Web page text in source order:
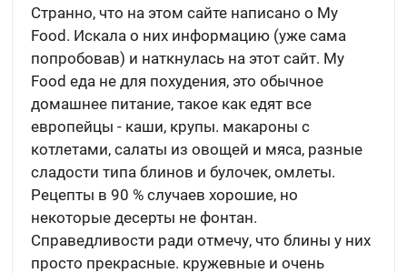
Странно, что на этом сайте написано о My
Food. Искала о них информацию (уже сама
попробовав) и наткнулась на этот сайт. My
Food еда не для похудения, это обычное
домашнее питание, такое как едят все
европейцы - каши, крупы. макароны с
котлетами, салаты из овощей и мяса, разные
сладости типа блинов и булочек, омлеты.
Рецепты в 90 % случаев хорошие, но
некоторые десерты не фонтан.
Справедливости ради отмечу, что блины у них
просто прекрасные. кружевные и очень